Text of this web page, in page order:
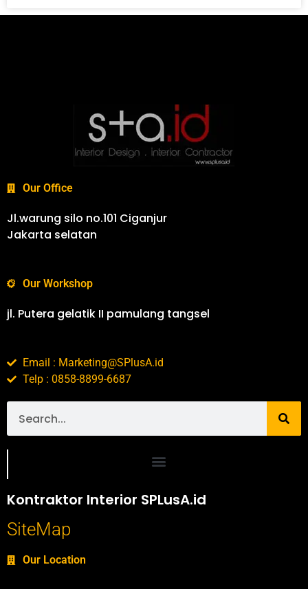
Our Office
Jl.warung silo no.101 Ciganjur
Jakarta selatan
Our Workshop
jl. Putera gelatik II pamulang tangsel
Email : Marketing@SPlusA.id
Telp : 0858-8899-6687
Kontraktor Interior SPLusA.id
SiteMap
Our Location